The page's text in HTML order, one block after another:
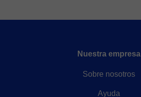
Nuestra empresa
Sobre nosotros
Ayuda